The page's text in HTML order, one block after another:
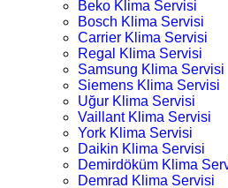
Beko Klima Servisi
Bosch Klima Servisi
Carrier Klima Servisi
Regal Klima Servisi
Samsung Klima Servisi
Siemens Klima Servisi
Uğur Klima Servisi
Vaillant Klima Servisi
York Klima Servisi
Daikin Klima Servisi
Demirdöküm Klima
Demrad Klima Servisi